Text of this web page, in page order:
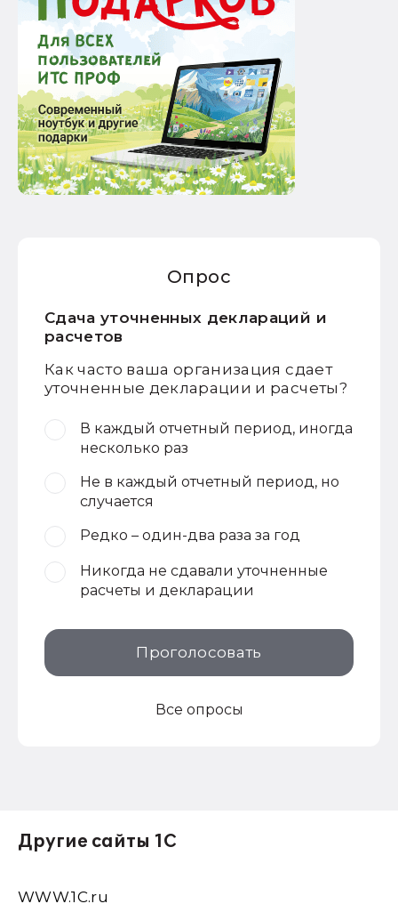
Опрос
Сдача уточненных деклараций и
расчетов
Как часто ваша организация сдает
уточненные декларации и расчеты?
В каждый отчетный период, иногда
несколько раз
Не в каждый отчетный период, но
случается
Редко – один-два раза за год
Никогда не сдавали уточненные
расчеты и декларации
Проголосовать
Все опросы
Другие сайты 1С
WWW.1С.ru